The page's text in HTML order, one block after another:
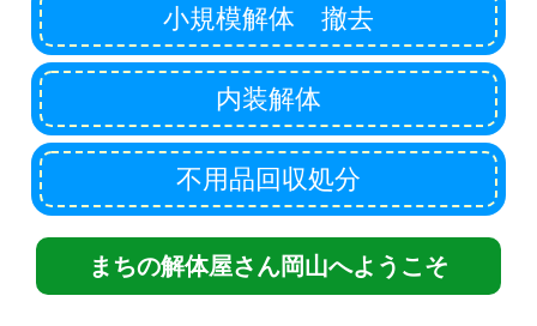
小規模解体 撤去
内装解体
不用品回収処分
まちの解体屋さん岡山へようこそ